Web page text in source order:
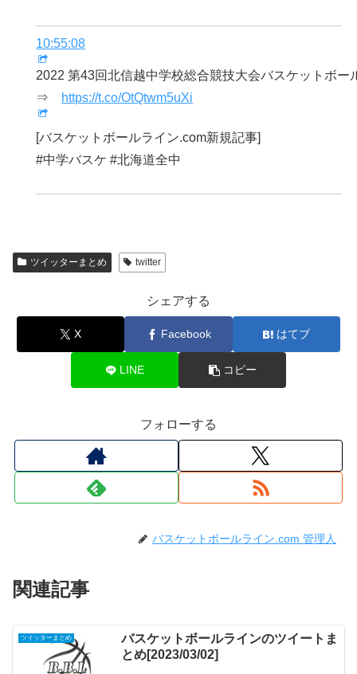
10:55:08
2022 第43回北信越中学校総合競技大会バスケットボー
⇒
https://t.co/OtQtwm5uXi
[バスケットボールライン.com新規記事]
#中学バスケ #北海道全中
ツイッターまとめ twitter
シェアする
X Facebook はてブ
LINE コピー
フォローする
バスケットボールライン.com 管理人
関連記事
ツイッターまとめ
バスケットボールラインのツイートま
とめ[2023/03/02]